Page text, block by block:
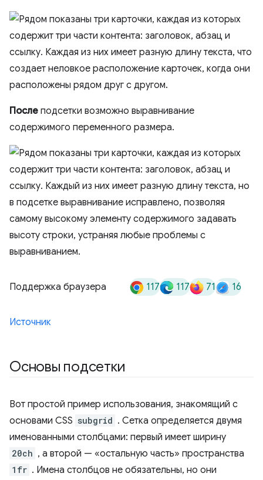
После подсетки возможно выравнивание
содержимого переменного размера.
Поддержка браузера 117 117 71 16
Источник
Основы подсетки
Вот простой пример использования, знакомящий с
основами CSS subgrid . Сетка определяется двумя
именованными столбцами: первый имеет ширину
20ch , а второй — «остальную часть» пространства
1fr . Имена столбцов не обязательны, но они